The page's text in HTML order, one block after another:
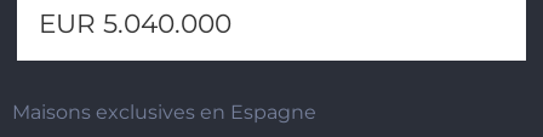
EUR 5.040.000
Maisons exclusives en Espagne